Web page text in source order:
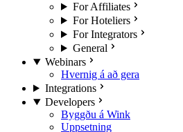
For Affiliates
For Hoteliers
For Integrators
General
Webinars
Hvernig á að gera
Integrations
Developers
Byggðu á Wink
Uppsetning